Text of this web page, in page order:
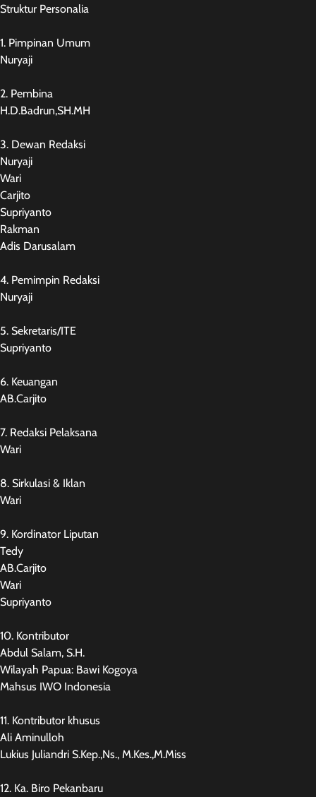
Struktur Personalia
1. Pimpinan Umum
Nuryaji
2. Pembina
H.D.Badrun,SH.MH
3. Dewan Redaksi
Nuryaji
Wari
Carjito
Supriyanto
Rakman
Adis Darusalam
4. Pemimpin Redaksi
Nuryaji
5. Sekretaris/ITE
Supriyanto
6. Keuangan
AB.Carjito
7. Redaksi Pelaksana
Wari
8. Sirkulasi & Iklan
Wari
9. Kordinator Liputan
Tedy
AB.Carjito
Wari
Supriyanto
10. Kontributor
Abdul Salam, S.H.
Wilayah Papua: Bawi Kogoya
Mahsus IWO Indonesia
11. Kontributor khusus
Ali Aminulloh
Lukius Juliandri S.Kep.,Ns., M.Kes.,M.Miss
12. Ka. Biro Pekanbaru